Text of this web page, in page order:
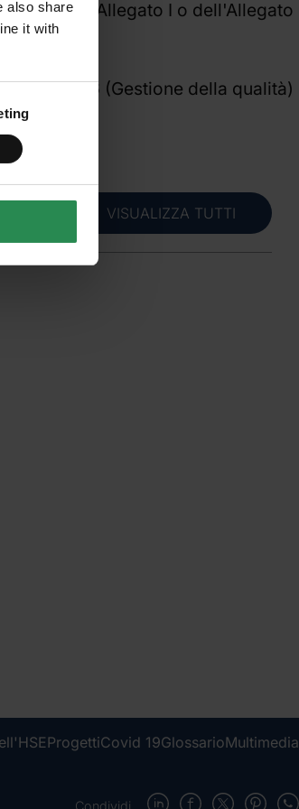
also share
it with
3 dell'Allegato I o dell'Allegato
III) e 6 (Gestione della qualità)
VISUALIZZA TUTTI
ProgettiCovid 19GlossarioMultimedia
Condividi